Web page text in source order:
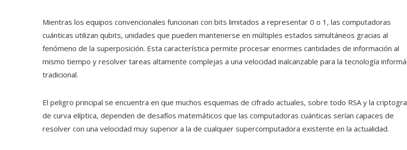
Mientras los equipos convencionales funcionan con bits limitados a representar 0 o 1, las computadoras
cuánticas utilizan qubits, unidades que pueden mantenerse en múltiples estados simultáneos gracias al
fenómeno de la superposición. Esta característica permite procesar enormes cantidades de información al
mismo tiempo y resolver tareas altamente complejas a una velocidad inalcanzable para la tecnología
tradicional.
El peligro principal se encuentra en que muchos esquemas de cifrado actuales, sobre todo RSA y la
de curva elíptica, dependen de desafíos matemáticos que las computadoras cuánticas serían capaces de
resolver con una velocidad muy superior a la de cualquier supercomputadora existente en la actualidad.